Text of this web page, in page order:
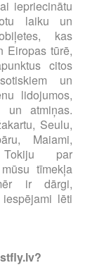
iepriecinātu
laiku un
kas
Eiropas tūrē,
citos
un
lidojumos,
un atmiņas.
Seulu,
Maiami,
par
tīmekļa
ir dārgi,
lēti